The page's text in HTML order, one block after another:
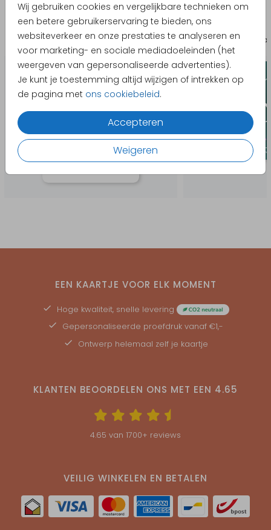
Wij gebruiken cookies en vergelijkbare technieken om
een betere gebruikerservaring te bieden, ons
websiteverkeer en onze prestaties te analyseren en
voor marketing- en sociale mediadoeleinden (het
weergeven van gepersonaliseerde advertenties).
Je kunt je toestemming altijd wijzigen of intrekken op
de pagina met ons cookiebeleid.
Accepteren
Weigeren
Producten die hierop lijken
Geboortekaartje
EEN KAARTJE VOOR ELK MOMENT
Hoge kwaliteit, snelle levering
Gepersonaliseerde proefdruk vanaf €1,-
Ontwerp helemaal zelf je kaartje
KLANTEN BEOORDELEN ONS MET EEN 4.65
4.65 van 1700+ reviews
VEILIG WINKELEN EN BETALEN